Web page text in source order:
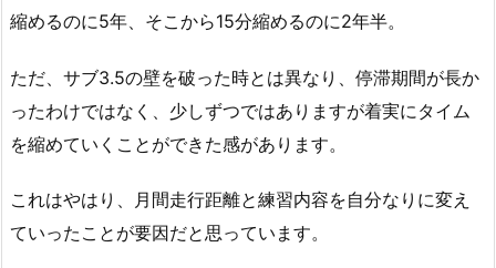
縮めるのに5年、そこから15分縮めるのに2年半。
ただ、サブ3.5の壁を破った時とは異なり、停滞期間が長か
ったわけではなく、少しずつではありますが着実にタイム
を縮めていくことができた感があります。
これはやはり、月間走行距離と練習内容を自分なりに変え
ていったことが要因だと思っています。